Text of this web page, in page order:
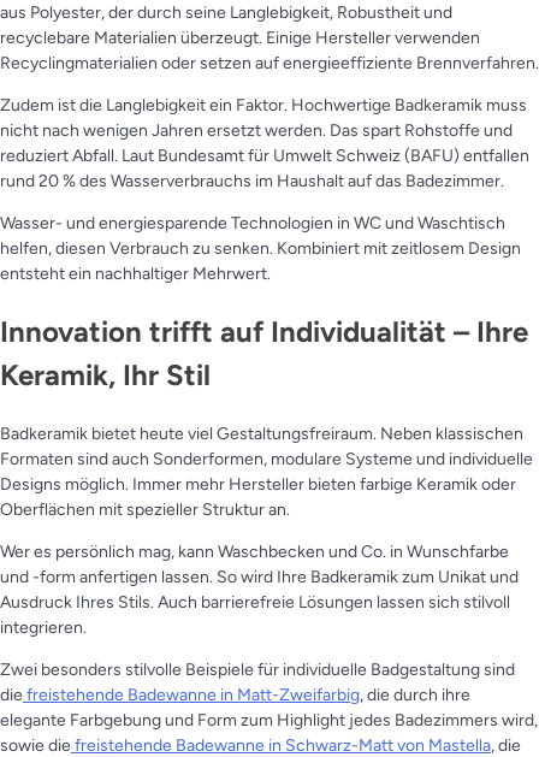
aus Polyester, der durch seine Langlebigkeit, Robustheit und
recyclebare Materialien überzeugt. Einige Hersteller verwenden
Recyclingmaterialien oder setzen auf energieeffiziente Brennverfahren.
Zudem ist die Langlebigkeit ein Faktor. Hochwertige Badkeramik muss
nicht nach wenigen Jahren ersetzt werden. Das spart Rohstoffe und
reduziert Abfall. Laut Bundesamt für Umwelt Schweiz (BAFU) entfallen
rund 20 % des Wasserverbrauchs im Haushalt auf das Badezimmer.
Wasser- und energiesparende Technologien in WC und Waschtisch
helfen, diesen Verbrauch zu senken. Kombiniert mit zeitlosem Design
entsteht ein nachhaltiger Mehrwert.
Innovation trifft auf Individualität – Ihre
Keramik, Ihr Stil
Badkeramik bietet heute viel Gestaltungsfreiraum. Neben klassischen
Formaten sind auch Sonderformen, modulare Systeme und individuelle
Designs möglich. Immer mehr Hersteller bieten farbige Keramik oder
Oberflächen mit spezieller Struktur an.
Wer es persönlich mag, kann Waschbecken und Co. in Wunschfarbe
und -form anfertigen lassen. So wird Ihre Badkeramik zum Unikat und
Ausdruck Ihres Stils. Auch barrierefreie Lösungen lassen sich stilvoll
integrieren.
Zwei besonders stilvolle Beispiele für individuelle Badgestaltung sind
diefreistehende Badewanne in Matt-Zweifarbig, die durch ihre
elegante Farbgebung und Form zum Highlight jedes Badezimmers wird,
sowie diefreistehende Badewanne in Schwarz-Matt von Mastella, die